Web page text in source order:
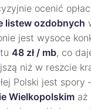
ocenić
listew ozdobnych
jest wysoce
48 zł / mb, co
niż w reszcie
Polski jest spory
Wielkopolskim aż